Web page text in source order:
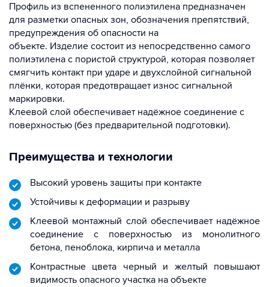
Профиль из вспененного полиэтилена предназначен
для разметки опасных зон, обозначения препятствий,
предупреждения об опасности на
объекте. Изделие состоит из непосредственно самого
полиэтилена с пористой структурой, которая позволяет
смягчить контакт при ударе и двухслойной сигнальной
плёнки, которая предотвращает износ сигнальной
маркировки.
Клеевой слой обеспечивает надёжное соединение с
поверхностью (без предварительной подготовки).
Преимущества и технологии
Высокий уровень защиты при контакте
Устойчивы к деформации и разрыву
Клеевой монтажный слой обеспечивает надёжное
соединение с поверхностью из монолитного
бетона, пеноблока, кирпича и металла
Контрастные цвета черный и желтый повышают
видимость опасного участка на объекте